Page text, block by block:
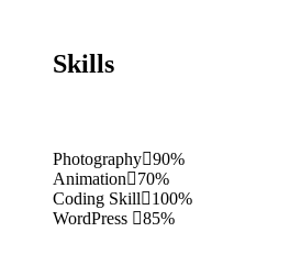
Skills
Photography 90%
Animation
70%
Coding Skill
100%
WordPress
85%